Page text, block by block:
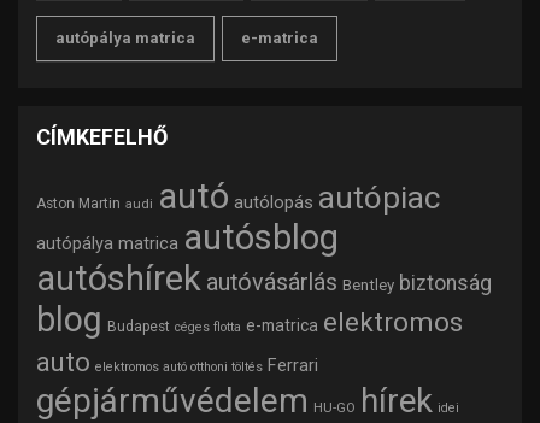
autópálya matrica e-matrica
CÍMKEFELHŐ
Aston Martin audi autó autólopás autópiac
autópálya matrica autósblog
autóshírek autóvásárlás Bentley biztonság
blog Budapest céges flotta e-matrica elektromos
auto elektromos autó otthoni töltés Ferrari
gépjárművédelem HU-GO hírek idei